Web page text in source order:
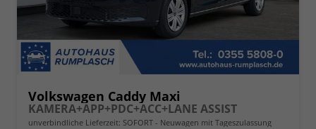
Volkswagen Caddy Maxi
KAMERA+APP+PDC+ACC+LANE ASSIST
unverbindliche Lieferzeit: SOFORT Neuwagen mit Tageszulassung